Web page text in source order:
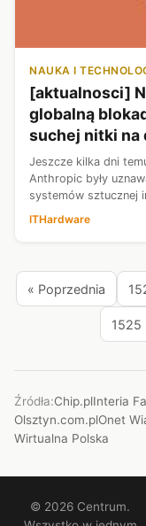
NAUKA I
[aktualnosci]
globalną
suchej nitki na
Jeszcze kilka dni
Anthropic były
systemów sztucznej
nich został
ITHardware
« Poprzednia
1525
Źródła:Chip.plInteria
Olsztyn.com.plOnet
Wirtualna Polska
© 2026 Centrum.